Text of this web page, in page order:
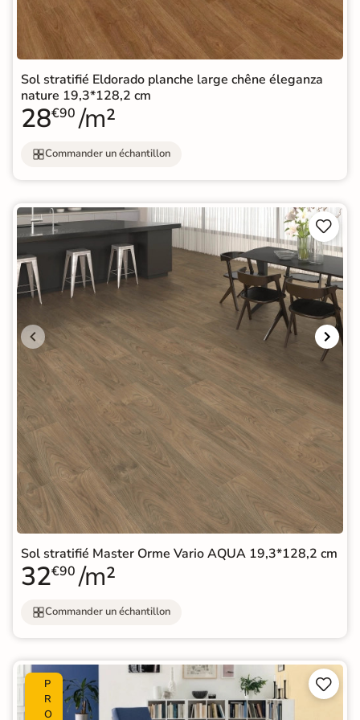
Sol stratifié Eldorado planche large chêne éleganza
nature 19,3*128,2 cm
28€90 /m²
Commander un échantillon


Sol stratifié Master Orme Vario AQUA 19,3*128,2 cm
32€90 /m²
Commander un échantillon
P
R
O

